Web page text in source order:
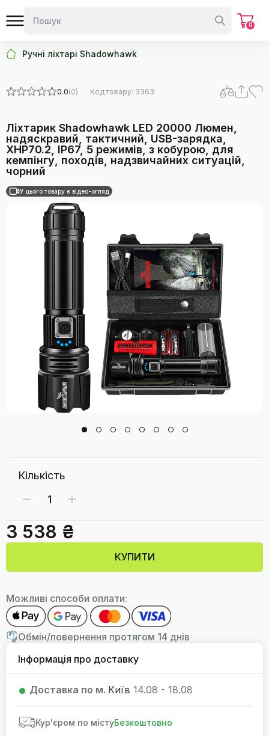
0
Ручні ліхтарі Shadowhawk
0.0(0) Код товару: 3363
Ліхтарик Shadowhawk LED 20000 Люмен,
надяскравий, тактичний, USB-зарядка,
XHP70.2, IP67, 5 режимів, з кобурою, для
кемпінгу, походів, надзвичайних ситуацій,
чорний
У цього товару є відео-огляд
Кількість
3 538 ₴
КУПИТИ
Можливі способи оплати:
Обмін/повернення протягом 14 днів
Інформація про доставку
Доставка по м. Київ 14.08 - 18.08
Кур'єром по містуБезкоштовно